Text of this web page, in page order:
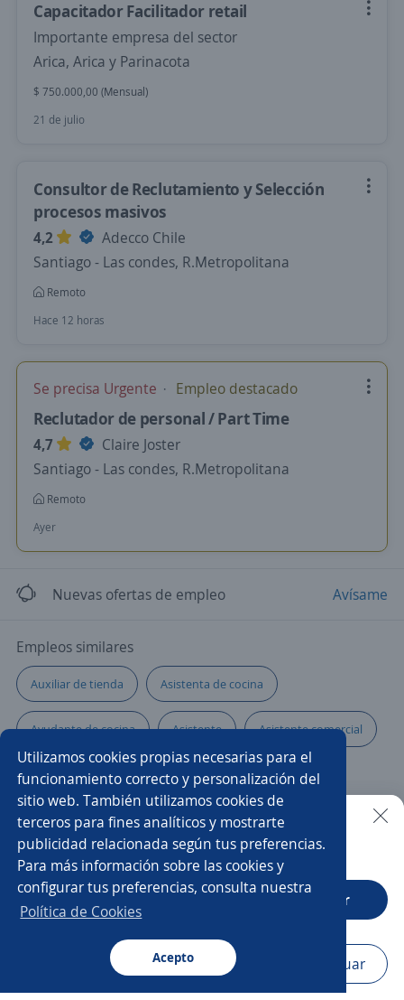
Utilizamos cookies propias necesarias para el
funcionamiento correcto y personalización del
sitio web. También utilizamos cookies de
terceros para fines analíticos y mostrarte
publicidad relacionada según tus preferencias.
Para más información sobre las cookies y
configurar tus preferencias, consulta nuestra
Política de Cookies
Acepto
Buscar Postulaciones Avisos Favoritos
Capacitador Facilitador retail
Importante empresa del sector
Arica, Arica y Parinacota
$ 750.000,00 (Mensual)
21 de julio
Consultor de Reclutamiento y Selección
procesos masivos
4,2
Adecco Chile
Santiago - Las condes, R.Metropolitana
Remoto
Hace 12 horas
Se precisa Urgente Empleo destacado
Reclutador de personal / Part Time
4,7
Claire Joster
Santiago - Las condes, R.Metropolitana
Remoto
Ayer
Nuevas ofertas de empleo Avísame
Empleos similares
Auxiliar de tienda Asistenta de cocina
Ayudante de cocina Asistente Asistente comercial
Auxiliar servicio al cliente Auxiliar de panadería
Auxiliar contable y administrativo Asistente de ventas
Ayudante de limpieza Promotores/as de belleza
Promotor/a eventual
Auxiliar de cocina Ejecutivo personal
Buscar es más fácil en la app
CT App Abrir
Navegador Continuar